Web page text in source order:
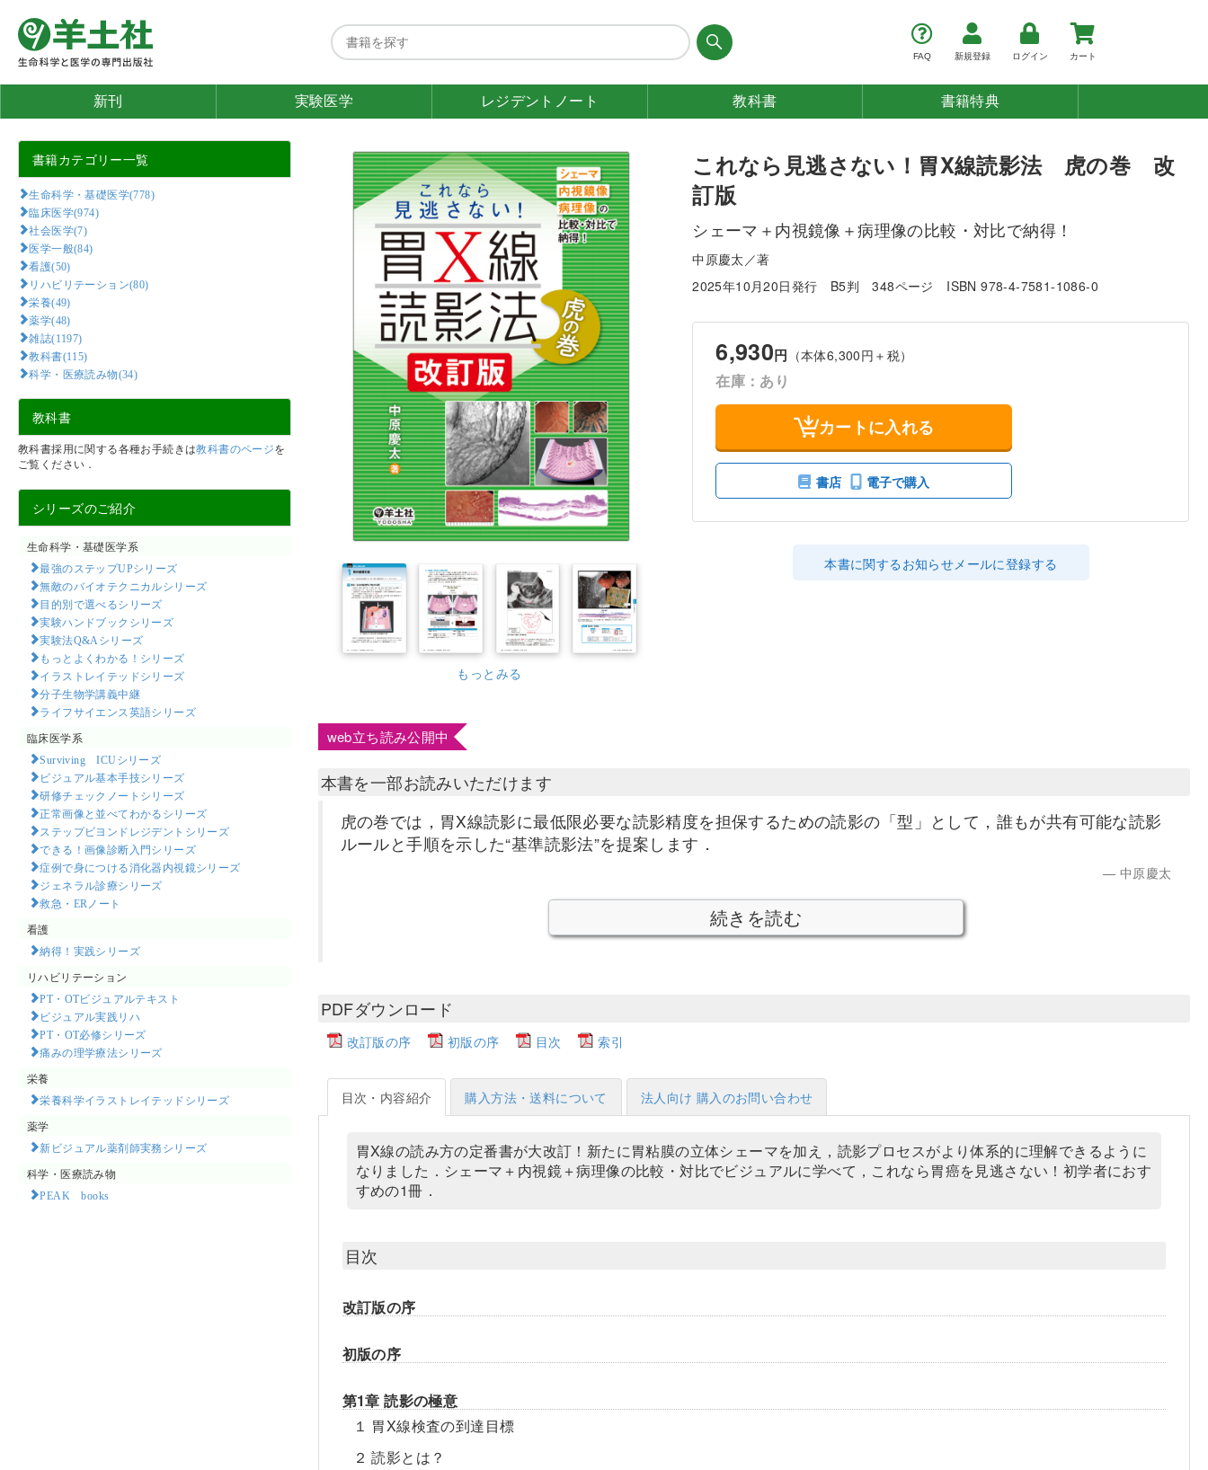
FAQ 新規登録 ログイン カート
新刊 実験医学 レジデント ノート 教科書 書籍特典
書籍カテゴリー一覧
生命科学・基礎医学(778)
臨床医学(974)
社会医学(7)
医学一般(84)
看護(50)
リハビリテーション(80)
栄養(49)
薬学(48)
雑誌(1197)
教科書(115)
科学・医療読み物(34)
教科書
教科書採用に関する各種お手続きは教科書のページを
ご覧ください．
シリーズのご紹介
生命科学・基礎医学系
最強のステップUPシリーズ
無敵のバイオテクニカルシリーズ
目的別で選べるシリーズ
実験ハンドブックシリーズ
実験法Q&Aシリーズ
もっとよくわかる！シリーズ
イラストレイテッドシリーズ
分子生物学講義中継
ライフサイエンス英語シリーズ
臨床医学系
Surviving ICUシリーズ
ビジュアル基本手技シリーズ
研修チェックノートシリーズ
正常画像と並べてわかるシリーズ
ステップビヨンドレジデントシリーズ
できる！画像診断入門シリーズ
症例で身につける消化器内視鏡シリーズ
ジェネラル診療シリーズ
救急・ERノート
看護
納得！実践シリーズ
リハビリテーション
PT・OTビジュアルテキスト
ビジュアル実践リハ
PT・OT必修シリーズ
痛みの理学療法シリーズ
栄養
栄養科学イラストレイテッドシリーズ
薬学
新ビジュアル薬剤師実務シリーズ
科学・医療読み物
PEAK books​
もっとみる
これなら見逃さない！胃X線読影法 虎の巻 改
訂版
シェーマ＋内視鏡像＋病理像の比較・対比で納得！
中原慶太／著
2025年10月20日発行
B5判 348ページ ISBN 978-4-7581-1086-0
6,930円 （本体6,300円＋税）
在庫：あり
カートに入れる
書店 電子で購入
本書に関するお知らせメールに登録する
web立ち読み公開中
本書を一部お読みいただけます
虎の巻では，胃X線読影に最低限必要な読影精度を担保するための読影の「型」として，誰もが共有可能な読影
ルールと手順を示した“基準読影法”を提案します．
中原慶太
続きを読む
PDFダウンロード
改訂版の序 初版の序 目次 索引
目次・内容紹介 購入方法・送料について 法人向け 購入のお問い合わせ
胃X線の読み方の定番書が大改訂！新たに胃粘膜の立体シェーマを加え，読影プロセスがより体系的に理解できるように
なりました．シェーマ＋内視鏡＋病理像の比較・対比でビジュアルに学べて，これなら胃癌を見逃さない！初学者におす
すめの1冊．
目次
改訂版の序
初版の序
第1章 読影の極意
１ 胃X線検査の到達目標
２ 読影とは？